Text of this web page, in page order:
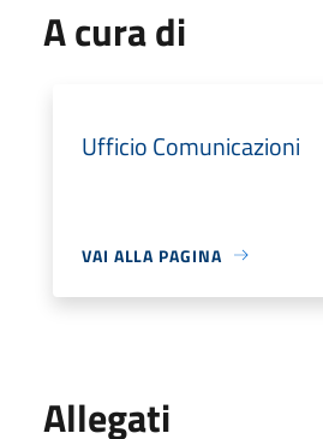
A cura di
Ufficio Comunicazioni
VAI ALLA PAGINA
Allegati